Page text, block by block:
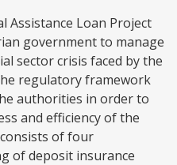
Assistance Loan Project
government to manage
sector crisis faced by the
regulatory framework
authorities in order to
and efficiency of the
of four
of deposit insurance